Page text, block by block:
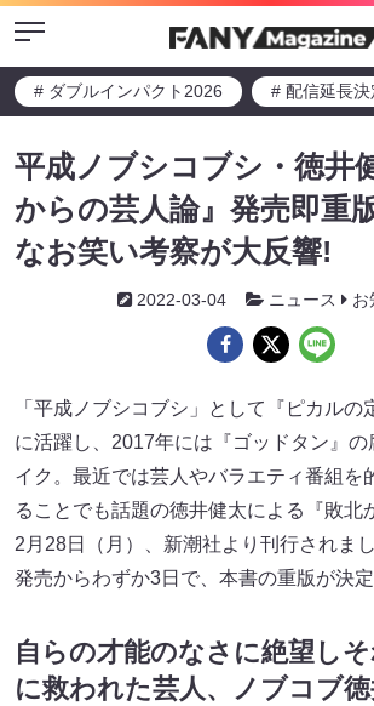
Menu
# ダブルインパクト2026 # 配信延長決
平成ノブシコブシ・徳井
からの芸人論』発売即重
なお笑い考察が大反響!
2022-03-04 ニュース お
「平成ノブシコブシ」として『ピカルの
に活躍し、2017年には『ゴッドタン』の
イク。最近では芸人やバラエティ番組を
ることでも話題の徳井健太による『敗北
2月28日（月）、新潮社より刊行されま
発売からわずか3日で、本書の重版が決定
自らの才能のなさに絶望し
に救われた芸人、ノブコブ